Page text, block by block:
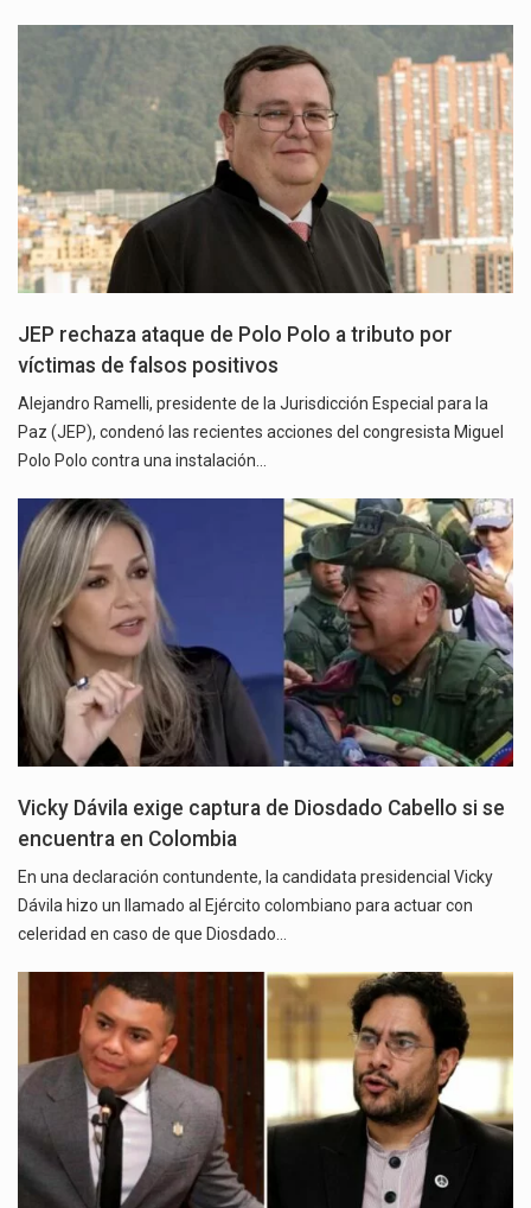
JEP rechaza ataque de Polo Polo a tributo por
víctimas de falsos positivos
Alejandro Ramelli, presidente de la Jurisdicción Especial para la
Paz (JEP), condenó las recientes acciones del congresista Miguel
Polo Polo contra una instalación…
Vicky Dávila exige captura de Diosdado Cabello si se
encuentra en Colombia
En una declaración contundente, la candidata presidencial Vicky
Dávila hizo un llamado al Ejército colombiano para actuar con
celeridad en caso de que Diosdado…